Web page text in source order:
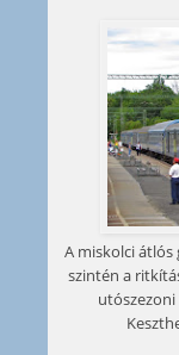
A miskolci
szintén a